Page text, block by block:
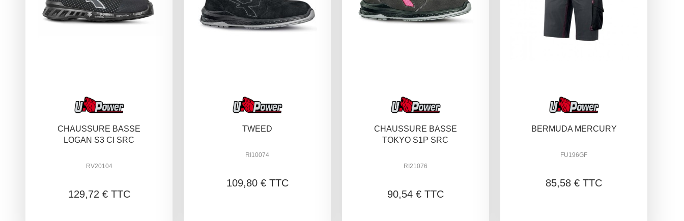
CHAUSSURE BASSE
LOGAN S3 CI SRC
RV20104
129,72 € TTC
TWEED
RI10074
109,80 € TTC
CHAUSSURE BASSE
TOKYO S1P SRC
RI21076
90,54 € TTC
BERMUDA MERCURY
FU196GF
85,58 € TTC